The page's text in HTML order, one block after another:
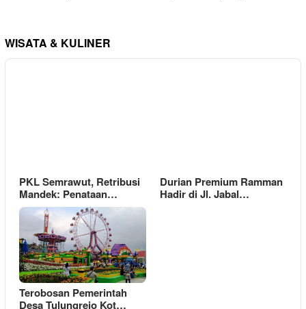
WISATA & KULINER
PKL Semrawut, Retribusi
Mandek: Penataan…
Durian Premium Ramman
Hadir di Jl. Jabal…
Terobosan Pemerintah
Desa Tulungrejo Kot…